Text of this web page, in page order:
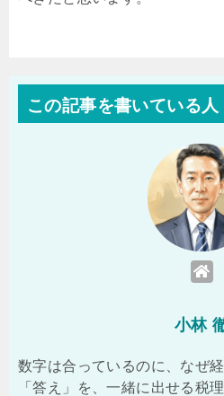
この記事を書いている人
小林
数字は合っているのに、なぜ
「答え」を、一緒に出せる税